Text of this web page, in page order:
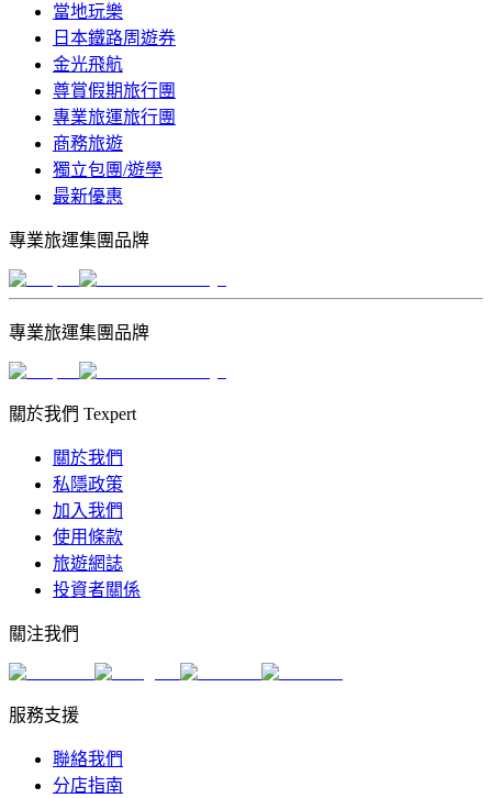
當地玩樂
日本鐵路周遊券
金光飛航
尊賞假期旅行團
專業旅運旅行團
商務旅遊
獨立包團/遊學
最新優惠
專業旅運集團品牌
專業旅運集團品牌
關於我們 Texpert
關於我們
私隱政策
加入我們
使用條款
旅遊網誌
投資者關係
關注我們
服務支援
聯絡我們
分店指南